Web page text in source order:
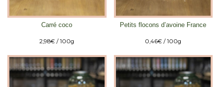
Carré coco
2,98€ / 100g
Petits flocons d’avoine France
0,46€ / 100g